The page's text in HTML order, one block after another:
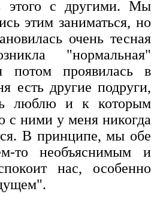
этого с другими. Мы
этим заниматься, но
очень тесная
"нормальная"
потом проявилась в
есть другие подруги,
люблю и к которым
с ними у меня никогда
В принципе, мы обе
то необъяснимым и
нас, особенно